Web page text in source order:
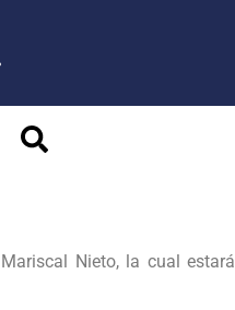
Nieto, la cual estará